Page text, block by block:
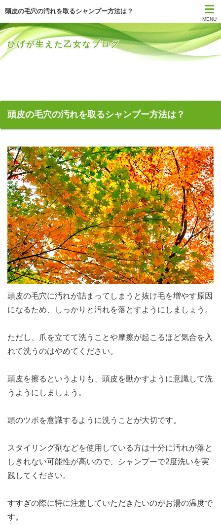
頭皮の毛穴の汚れを取るシャンプー方法は？
MENU
ひげが生えた乙女なブログ
頭皮の毛穴の汚れを取るシャンプー方法は？
頭皮の毛穴に汚れが詰まってしまうと抜け毛を増やす原因
になるため、しっかりと汚れを落とすようにしましょう。
ただし、爪を立てて洗うことや摩擦が起こるほど気合を入
れて洗うのはやめてください。
頭皮を擦るというよりも、頭皮を動かすように意識して洗
うようにしましょう。
頭のツボを意識するように洗うことが大切です。
スタイリング剤などを使用している方は十分に汚れが落と
しきれない可能性が高いので、シャンプーで2度洗いを実
践してください。
すすぎの際に特に注意していただきたいのがお湯の温度で
す。